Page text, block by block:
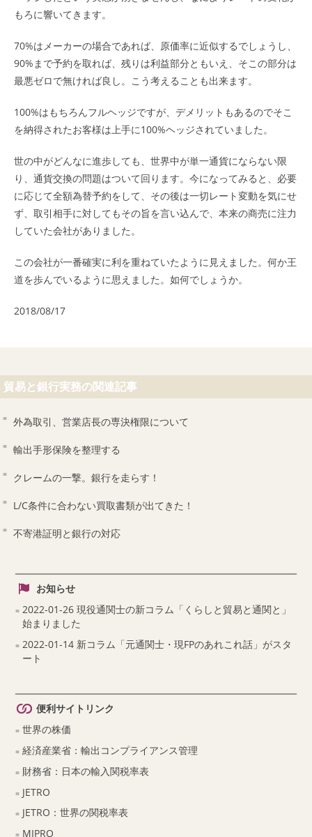
もろに響いてきます。
70%はメーカーの場合であれば、原価率に近似するでしょうし、
90%まで予約を取れば、残りは利益部分ともいえ、そこの部分は
最悪ゼロで無ければ良し。こう考えることも出来ます。
100%はもちろんフルヘッジですが、デメリットもあるのでそこ
を納得されたお客様は上手に100%ヘッジされていました。
世の中がどんなに進歩しても、世界中が単一通貨にならない限
り、通貨交換の問題はついて回ります。今になってみると、必要
に応じて全額為替予約をして、その後は一切レート変動を気にせ
ず、取引相手に対してもその旨を言い込んで、本来の商売に注力
していた会社がありました。
この会社が一番確実に利を重ねていたように見えました。何か王
道を歩んでいるように思えました。如何でしょうか。
2018/08/17
貿易と銀行実務の関連記事
外為取引、営業店長の専決権限について
輸出手形保険を整理する
クレームの一撃。銀行を走らす！
L/C条件に合わない買取書類が出てきた！
不寄港証明と銀行の対応
お知らせ
2022-01-26 現役通関士の新コラム「くらしと貿易と通関と」
始まりました
2022-01-14 新コラム「元通関士・現FPのあれこれ話」がスタ
ート
便利サイトリンク
世界の株価
経済産業省：輸出コンプライアンス管理
財務省：日本の輸入関税率表
JETRO
JETRO：世界の関税率表
MIPRO